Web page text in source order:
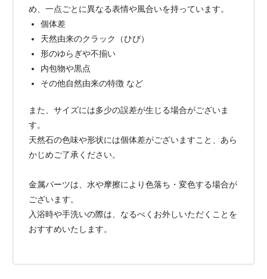
め、一点ごとに異なる表情や風合いを持っています。
個体差
天然由来のクラック（ひび）
形のゆらぎや不揃い
内包物や黒点
その他自然由来の特徴 など
また、サイズには多少の誤差が生じる場合がございま
す。
天然石の色味や形状には個体差がございますこと、あら
かじめご了承ください。
金属パーツは、水や摩擦により色落ち・変色する場合が
ございます。
入浴時や手洗いの際は、なるべくお外しいただくことを
おすすめいたします。